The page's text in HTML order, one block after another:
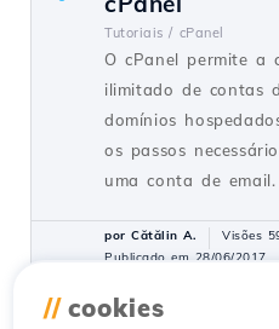
Tutoriais / cPanel
O cPanel permite a
ilimitado de contas
domínios
os passos
uma conta de email.
por Cătălin A. Visões
Publicado em 28/06/2017
// cookies